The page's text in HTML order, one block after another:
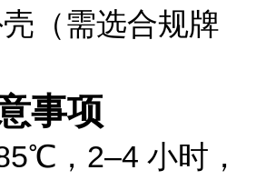
（需选合规牌
事项
，2–4 小时，